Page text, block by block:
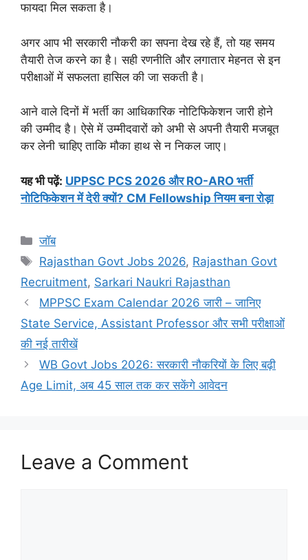
फायदा मिल सकता है।
अगर आप भी सरकारी नौकरी का सपना देख रहे हैं, तो यह समय
तैयारी तेज करने का है। सही रणनीति और लगातार मेहनत से इन
परीक्षाओं में सफलता हासिल की जा सकती है।
आने वाले दिनों में भर्ती का आधिकारिक नोटिफिकेशन जारी होने
की उम्मीद है। ऐसे में उम्मीदवारों को अभी से अपनी तैयारी मजबूत
कर लेनी चाहिए ताकि मौका हाथ से न निकल जाए।
यह भी पढ़ें: UPPSC PCS 2026 और RO-ARO भर्ती
नोटिफिकेशन में देरी क्यों? CM Fellowship नियम बना रोड़ा
Categories
जॉब
Tags
Rajasthan Govt Jobs 2026, Rajasthan Govt
Recruitment, Sarkari Naukri Rajasthan
MPPSC Exam Calendar 2026 जारी – जानिए
State Service, Assistant Professor और सभी परीक्षाओं
की नई तारीखें
WB Govt Jobs 2026: सरकारी नौकरियों के लिए बढ़ी
Age Limit, अब 45 साल तक कर सकेंगे आवेदन
Leave a Comment